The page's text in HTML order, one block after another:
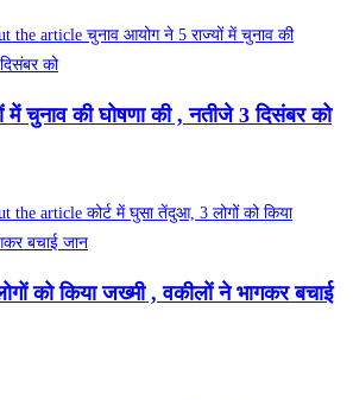
में चुनाव की घोषणा की , नतीजे 3 दिसंबर को
को किया जख्मी , वकीलों ने भागकर बचाई